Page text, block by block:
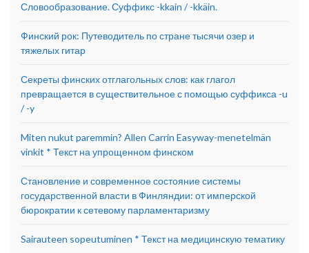
Словообразование. Суффикс -kkain / -kkäin.
Финский рок: Путеводитель по стране тысячи озер и
тяжелых гитар
Секреты финских отглагольных слов: как глагол
превращается в существительное с помощью суффикса -u
/ -y
Miten nukut paremmin? Allen Carrin Easyway-menetelmän
vinkit * Текст на упрощенном финском
Становление и современное состояние системы
государственной власти в Финляндии: от имперской
бюрократии к сетевому парламентаризму
Sairauteen sopeutuminen * Текст на медицинскую тематику